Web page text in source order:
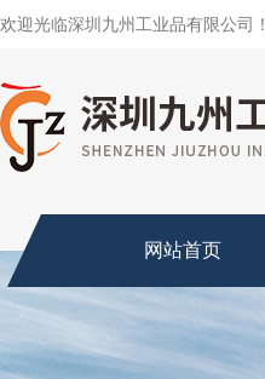
欢迎光临深圳九州工业品有限公司！
网站首页